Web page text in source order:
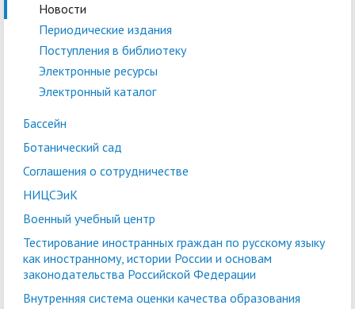
Новости
Периодические издания
Поступления в библиотеку
Электронные ресурсы
Электронный каталог
Бассейн
Ботанический сад
Соглашения о сотрудничестве
НИЦСЭиК
Военный учебный центр
Тестирование иностранных граждан по русскому языку
как иностранному, истории России и основам
законодательства Российской Федерации
Внутренняя система оценки качества образования